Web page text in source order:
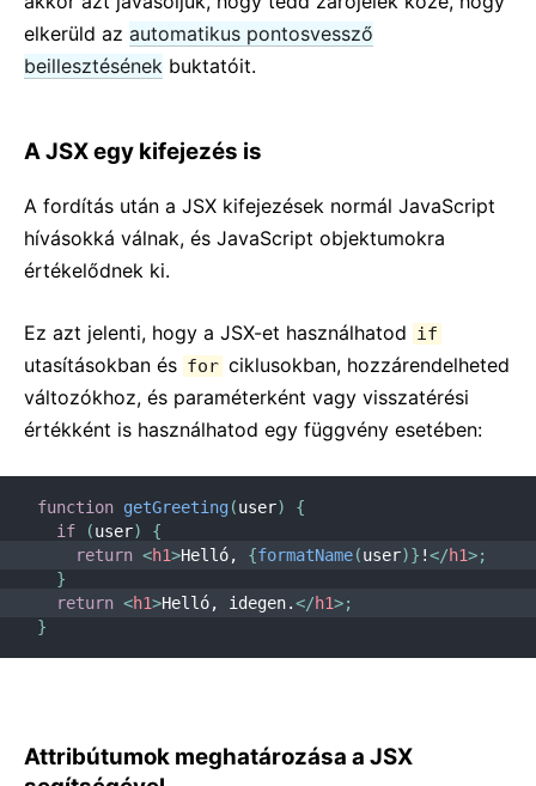
elkerüld az automatikus pontosvessző
beillesztésének buktatóit.
A JSX egy kifejezés is
A fordítás után a JSX kifejezések normál JavaScript
hívásokká válnak, és JavaScript objektumokra
értékelődnek ki.
Ez azt jelenti, hogy a JSX-et használhatod if
utasításokban és for ciklusokban, hozzárendelheted
változókhoz, és paraméterként vagy visszatérési
értékként is használhatod egy függvény esetében:
function getGreeting(user)
{
if
(user)
{
return <h1>Helló, {formatName(user)} !</h1>;
}
return <h1>Helló, idegen.</h1>;
}
Attribútumok meghatározása a JSX
Verziószabályok
Virtuális DOM és belső jellemzők